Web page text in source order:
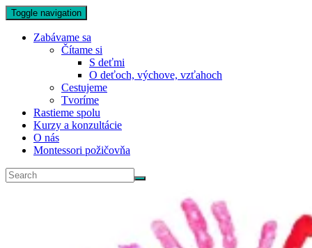
Toggle navigation
Zabávame sa
Čítame si
S deťmi
O deťoch, výchove, vzťahoch
Cestujeme
Tvoríme
Rastieme spolu
Kurzy a konzultácie
O nás
Montessori požičovňa